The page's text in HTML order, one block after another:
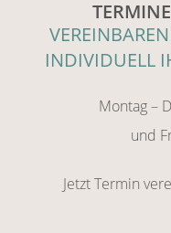
INDIVIDUELL
Montag –
und
Jetzt Termin